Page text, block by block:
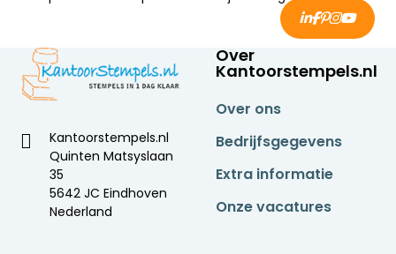
Kantoorstempels.nl
Quinten Matsyslaan
35
5642 JC Eindhoven
Nederland
Over
Kantoorstempels.nl
Over ons
Bedrijfsgegevens
Extra informatie
Onze vacatures